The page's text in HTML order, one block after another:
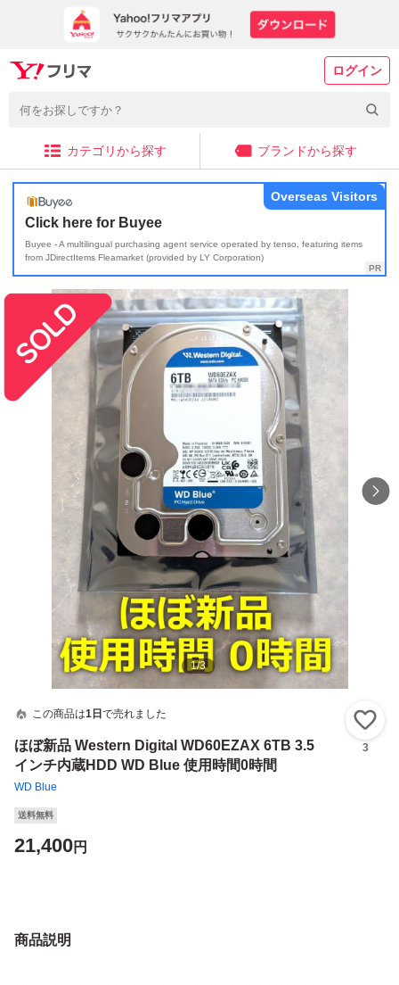
ログイン
カテゴリから探す ブランドから探す
Click here for Buyee
Buyee - A multilingual purchasing agent service operated by tenso, featuring items
from JDirectItems Fleamarket (provided by LY Corporation)
Overseas Visitors
1/3
この商品は1日 で売れました
ほぼ新品 Western Digital WD60EZAX 6TB 3.5
インチ内蔵HDD WD Blue 使用時間0時間
WD Blue
3
送料無料
21,400円
商品説明